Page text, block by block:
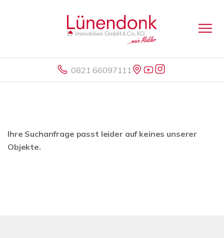
0821 66097111
Ihre Suchanfrage passt leider auf keines unserer
Objekte.